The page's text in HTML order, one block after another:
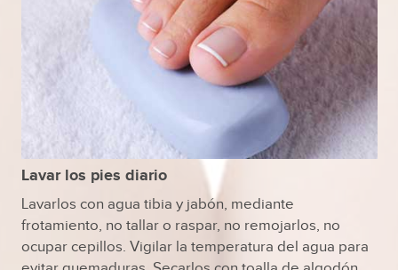
Lavar los pies diario
Lavarlos con agua tibia y jabón, mediante
frotamiento, no tallar o raspar, no remojarlos, no
ocupar cepillos. Vigilar la temperatura del agua para